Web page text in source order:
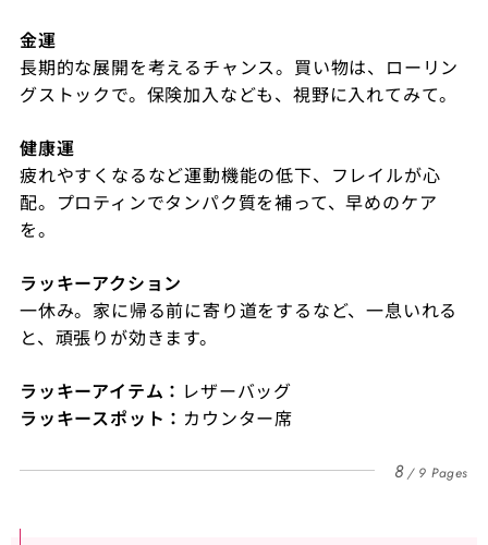
金運
長期的な展開を考えるチャンス。買い物は、ローリン
グストックで。保険加入なども、視野に入れてみて。
健康運
疲れやすくなるなど運動機能の低下、フレイルが心
配。プロティンでタンパク質を補って、早めのケア
を。
ラッキーアクション
一休み。家に帰る前に寄り道をするなど、一息いれる
と、頑張りが効きます。
ラッキーアイテム： レザーバッグ
ラッキースポット： カウンター席
8 9 Pages